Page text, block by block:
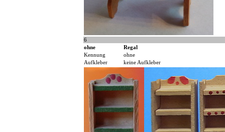
6
ohne
Regal
Kennung
ohne
Aufkleber
keine Aufkleber